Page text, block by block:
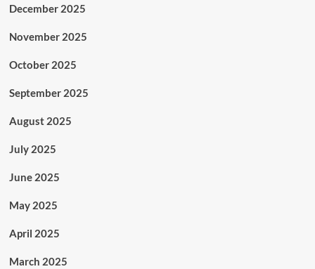
December 2025
November 2025
October 2025
September 2025
August 2025
July 2025
June 2025
May 2025
April 2025
March 2025